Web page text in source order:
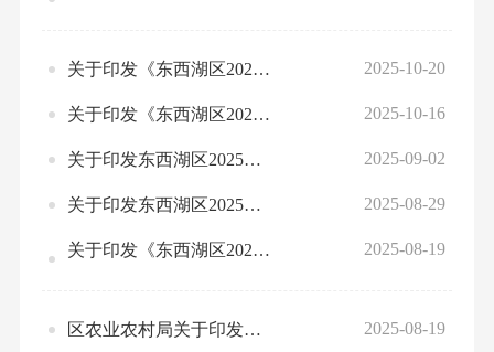
关于印发《东西湖区2025年度农作物秸秆综合利用项目实施方案》的通知 2025-10-20
关于印发《东西湖区2025年度农膜回收及生物可降解地膜示范应用项目实施方案》的关于印发《东西湖区2025年度农膜回收及生物可降解地膜示范应用项目实施方案》的通知 2025-10-16
关于印发东西湖区2025年油菜轮作示范项目实施方案的通知 2025-09-02
关于印发东西湖区2025年油菜扩种项目实施方案的通知 2025-08-29
关于印发《东西湖区2025年市级农产品质量安全专项资金补助项目实施方案》的通知 2025-08-19
区农业农村局关于印发《东西湖区2025年度农药包装废弃物回收处理实施方案》的通知 2025-08-19